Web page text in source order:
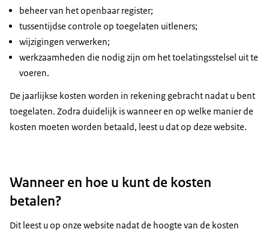
beheer van het openbaar register;
tussentijdse controle op toegelaten uitleners;
wijzigingen verwerken;
werkzaamheden die nodig zijn om het toelatingsstelsel uit te
voeren.
De jaarlijkse kosten worden in rekening gebracht nadat u bent
toegelaten. Zodra duidelijk is wanneer en op welke manier de
kosten moeten worden betaald, leest u dat op deze website.
Wanneer en hoe u kunt de kosten
betalen?
Dit leest u op onze website nadat de hoogte van de kosten